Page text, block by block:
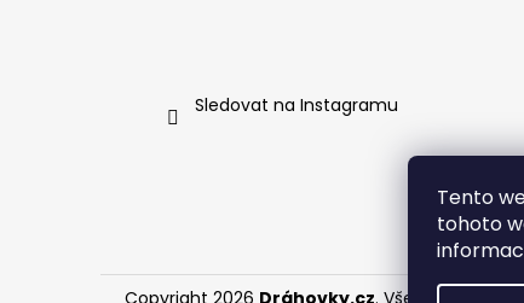
Tento
tohoto
Sledovat na Instagramu